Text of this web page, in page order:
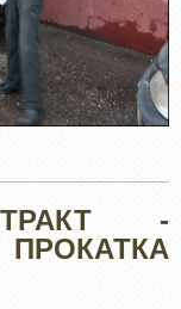
ТРАКТ -